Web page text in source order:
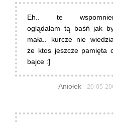
Eh.. te
oglądałam tą baśń jak
mała.. kurcze nie
że ktos jeszcze pamięta
bajce :]
Aniołek 20-05-